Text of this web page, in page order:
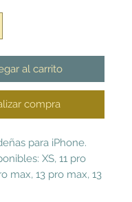
al carrito
compra
para iPhone.
XS, 11 pro
max, 13 pro max, 13